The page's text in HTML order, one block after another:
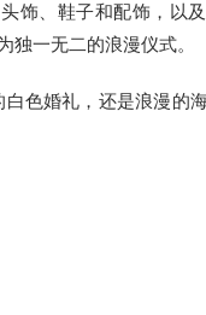
饰、鞋子和配饰，以
一无二的浪漫仪式。
色婚礼，还是浪漫的